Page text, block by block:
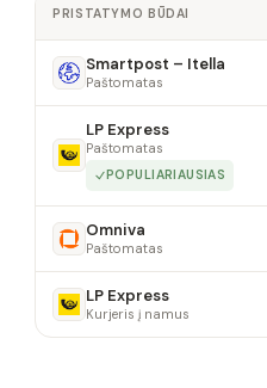
PRISTATYMO BŪDAI
Smartpost – Itella
Paštomatas
LP Express
Paštomatas
POPULIARIAUSIAS
Omniva
Paštomatas
LP Express
Kurjeris į namus